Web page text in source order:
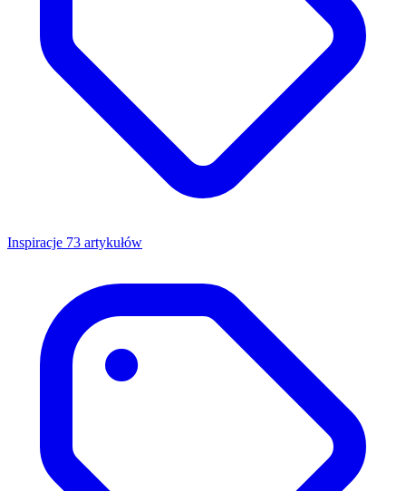
Inspiracje 73 artykułów